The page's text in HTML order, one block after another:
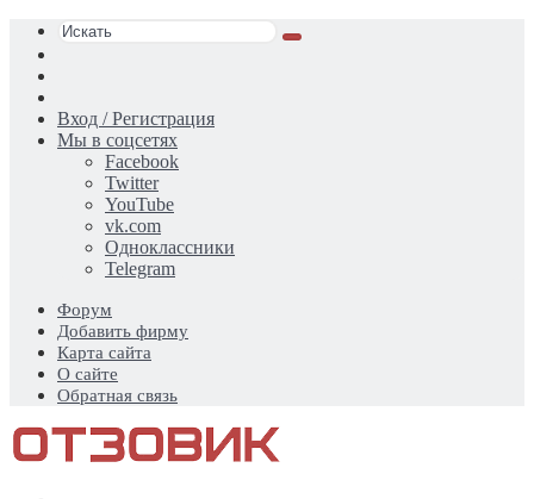
Искать
статья
Вход / Регистрация
Мы в соцсетях
Facebook
Twitter
YouTube
vk.com
Одноклассники
Telegram
Форум
Добавить фирму
Карта сайта
О сайте
Обратная связь